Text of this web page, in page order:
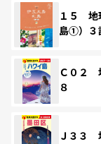
１５ 地
島①）３
Ｃ０２
８
Ｊ３３